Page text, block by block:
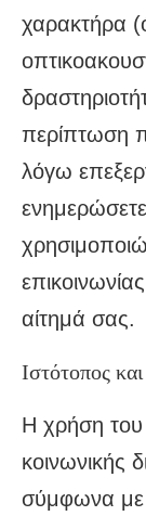
χαρακτήρα
περίπτωση
λόγω
αίτημά σας.
Ιστότοπος
Η χρήση του
κοινωνικής
σύμφωνα με